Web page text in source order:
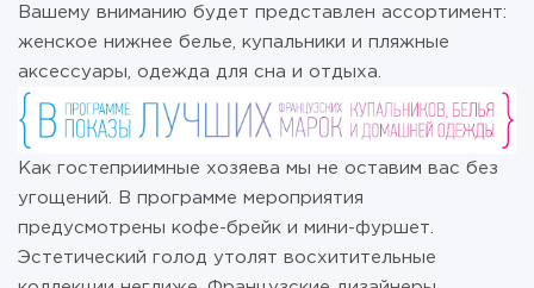
Вашему вниманию будет представлен ассортимент:
женское нижнее белье, купальники и пляжные
аксессуары, одежда для сна и отдыха.
Как гостеприимные хозяева мы не оставим вас без
угощений. В программе мероприятия
предусмотрены кофе-брейк и мини-фуршет.
Эстетический голод утолят восхитительные